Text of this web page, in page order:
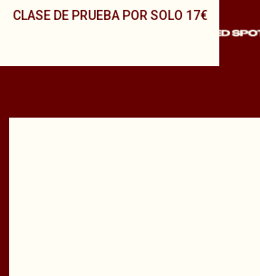
CLASE DE PRUEBA POR SOLO 17€